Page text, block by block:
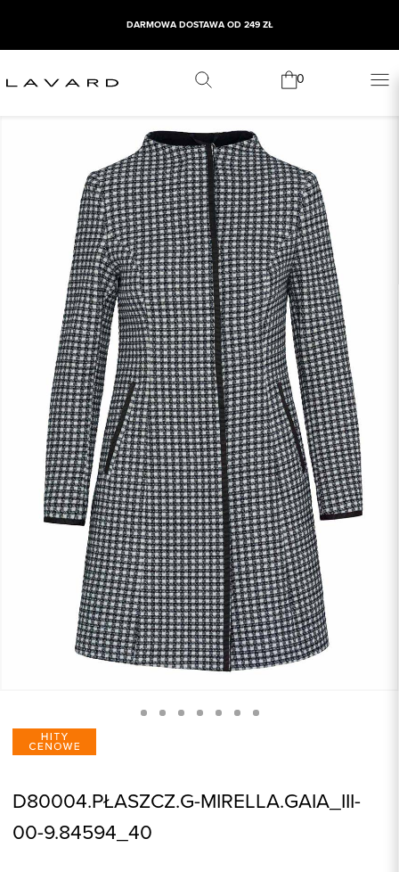
DARMOWA DOSTAWA OD 249 ZŁ
0
D80004.PŁASZCZ.G-MIRELLA.GAIA_III-
00-9.84594_40